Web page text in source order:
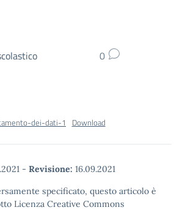
0
dei-dati-1 Download
- Revisione: 16.09.2021
specificato, questo articolo è
Licenza Creative Commons